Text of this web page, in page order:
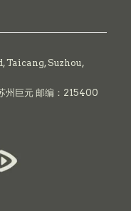
Taicang,Suzhou,
州巨元 邮编：215400